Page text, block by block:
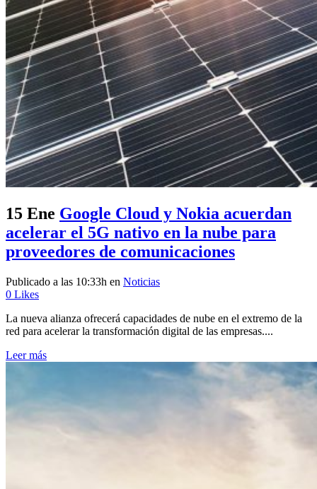
15 Ene Google Cloud y Nokia acuerdan
acelerar el 5G nativo en la nube para
proveedores de comunicaciones
Publicado a las 10:33h en Noticias
0 Likes
La nueva alianza ofrecerá capacidades de nube en el extremo de la
red para acelerar la transformación digital de las empresas....
Leer más